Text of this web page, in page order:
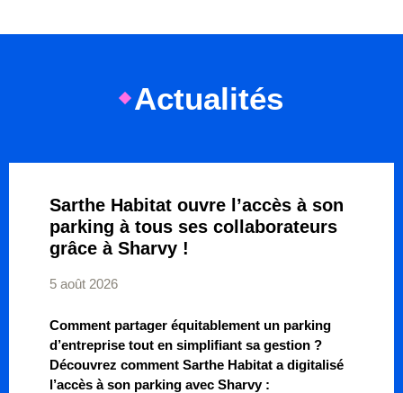
Actualités
Sarthe Habitat ouvre l’accès à son
parking à tous ses collaborateurs
grâce à Sharvy !
5 août 2026
Comment partager équitablement un parking
d’entreprise tout en simplifiant sa gestion ?
Découvrez comment Sarthe Habitat a digitalisé
l’accès à son parking avec Sharvy :